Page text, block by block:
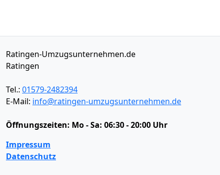
Ratingen-Umzugsunternehmen.de
Ratingen
Tel.: 01579-2482394
E-Mail: info@ratingen-umzugsunternehmen.de
Öffnungszeiten: Mo - Sa: 06:30 - 20:00 Uhr
Impressum
Datenschutz